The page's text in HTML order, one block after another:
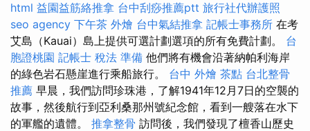
html 益園益筋絡推拿 台中刮痧推薦ptt 旅行社代辦護照
seo agency 下午茶 外燴 台中氣結推拿 記帳士事務所 在考
艾島（Kauai）島上提供可選計劃選項的所有免費計劃。 台
胞證桃園 記帳士 稅法 準備 他們將有機會沿著納帕利海岸
的綠色岩石懸崖進行乘船旅行。 台中 外燴 茶點 台北整骨
推薦 早晨，我們訪問珍珠港，了解1941年12月7日的空襲的
故事，然後航行到亞利桑那州號紀念館，看到一艘落在水下
的軍艦的遺體。 推拿整骨 訪問後，我們發現了檀香山歷史